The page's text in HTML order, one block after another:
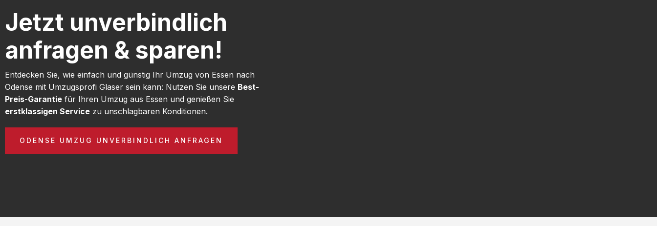
Jetzt unverbindlich
anfragen & sparen!
Entdecken Sie, wie einfach und günstig Ihr Umzug von Essen nach
Odense mit Umzugsprofi Glaser sein kann: Nutzen Sie unsere Best-
Preis-Garantie für Ihren Umzug aus Essen und genießen Sie
erstklassigen Service zu unschlagbaren Konditionen.
ODENSE UMZUG UNVERBINDLICH ANFRAGEN